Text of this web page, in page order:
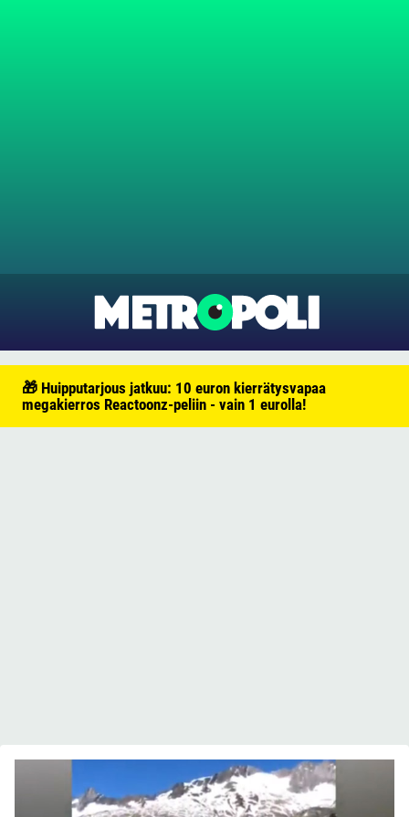
🎁 Huipputarjous jatkuu: 10 euron kierrätysvapaa
megakierros Reactoonz-peliin - vain 1 eurolla!